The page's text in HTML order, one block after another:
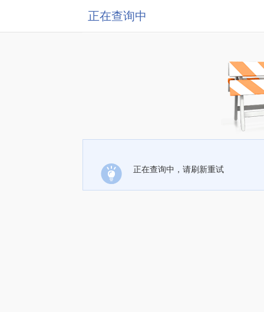
正在查询中
正在查询中，请刷新重试